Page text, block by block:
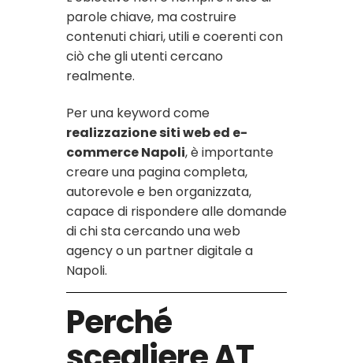
parole chiave, ma costruire
contenuti chiari, utili e coerenti con
ciò che gli utenti cercano
realmente.
Per una keyword come
realizzazione siti web ed e-
commerce Napoli, è importante
creare una pagina completa,
autorevole e ben organizzata,
capace di rispondere alle domande
di chi sta cercando una web
agency o un partner digitale a
Napoli.
Perché